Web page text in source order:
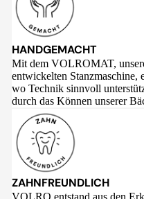
HANDGEMACHT
Mit dem VOLROMAT,
entwickelten Stanzmaschine,
wo Technik sinnvoll
durch das Können unserer
ZAHNFREUNDLICH
VOLRO entstand aus den